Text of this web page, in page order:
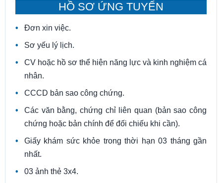
HỒ SƠ ỨNG TUYỂN
Đơn xin việc.
Sơ yếu lý lịch.
CV hoặc hồ sơ thể hiện năng lực và kinh nghiệm cá
nhân.
CCCD bản sao công chứng.
Các văn bằng, chứng chỉ liên quan (bản sao công
chứng hoặc bản chính để đối chiếu khi cần).
Giấy khám sức khỏe trong thời hạn 03 tháng gần
nhất.
03 ảnh thẻ 3x4.